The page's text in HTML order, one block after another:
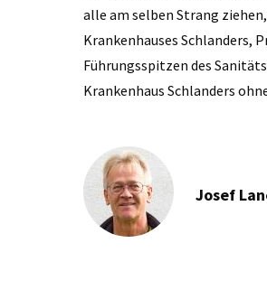
alle am selben Strang
Krankenhauses Schlanders,
Führungs­spitzen des
Krankenhaus Schlanders
Josef